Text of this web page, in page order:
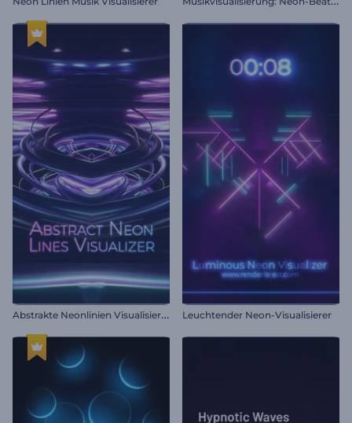
A
bstrakte Neonlinien Visualisierer Leuchtender Neon-Visualisierer